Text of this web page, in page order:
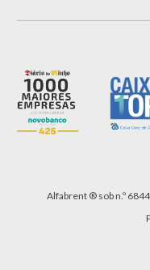
Alfabrent ® sob n.º